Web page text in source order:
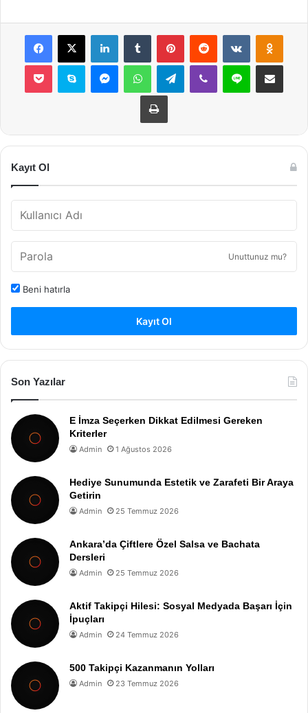
Facebook
X LinkedInTumblr PinterestReddit VKontakte
Pocket Skype MessengerWhatsAppTelegramViber Line E-Posta ile
Yazdır
Kayıt Ol
Unuttunuz mu?
Beni hatırla
Kayıt Ol
Son Yazılar
E İmza Seçerken Dikkat Edilmesi Gereken
Kriterler
Admin 1 Ağustos 2026
Hediye Sunumunda Estetik ve Zarafeti Bir Araya
Getirin
Admin 25 Temmuz 2026
Ankara’da Çiftlere Özel Salsa ve Bachata
Dersleri
Admin 25 Temmuz 2026
Aktif Takipçi Hilesi: Sosyal Medyada Başarı İçin
İpuçları
Admin 24 Temmuz 2026
500 Takipçi Kazanmanın Yolları
Admin 23 Temmuz 2026